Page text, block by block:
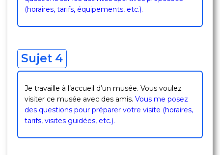
(horaires, tarifs, équipements, etc.).
Sujet 4
Je travaille à l’accueil d’un musée. Vous voulez
visiter ce musée avec des amis. Vous me posez
des questions pour préparer votre visite (horaires,
tarifs, visites guidées, etc.).